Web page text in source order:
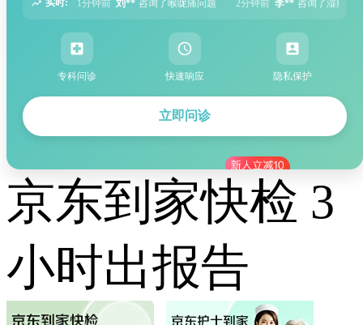
实时:
咙痛问题 2分钟前 李** 咨询了湿疹问题 5分钟前 张** 咨询了过敏性鼻炎
专科问诊 快速响应 隐私保护
立即问诊
京东到家快检 3
小时出报告